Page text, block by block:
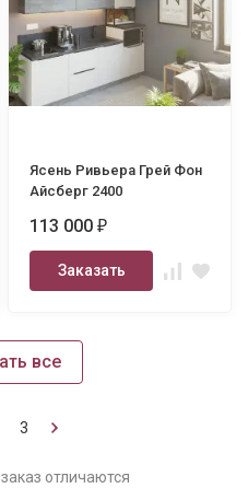
Ясень Ривьера Грей Фон
Айсберг 2400
113 000₽
Заказать
все
3
отличаются